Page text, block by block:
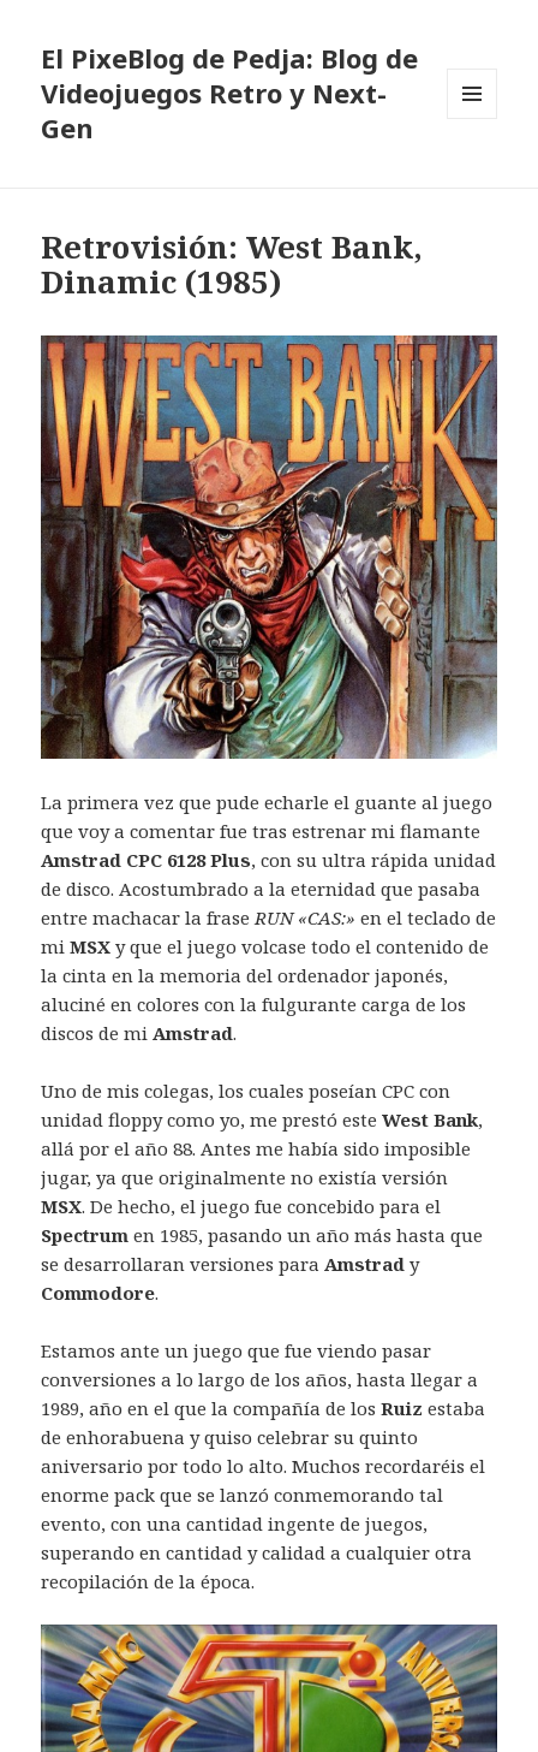
El PixeBlog de Pedja: Blog de
Videojuegos Retro y Next-
Gen
Retrovisión: West Bank,
Dinamic (1985)
La primera vez que pude echarle el guante al juego
que voy a comentar fue tras estrenar mi flamante
Amstrad CPC 6128 Plus, con su ultra rápida unidad
de disco. Acostumbrado a la eternidad que pasaba
entre machacar la frase RUN «CAS:»en el teclado de
miMSXy que el juego volcase todo el contenido de
la cinta en la memoria del ordenador japonés,
aluciné en colores con la fulgurante carga de los
discos de mi Amstrad.
Uno de mis colegas, los cuales poseían CPC con
unidad floppy como yo, me prestó esteWest Bank,
allá por el año 88. Antes me había sido imposible
jugar, ya que originalmente no existía versión
MSX. De hecho, el juego fue concebido para el
Spectrumen 1985, pasando un año más hasta que
se desarrollaran versiones para Amstrady
Commodore.
Estamos ante un juego que fue viendo pasar
conversiones a lo largo de los años, hasta llegar a
1989, año en el que la compañía de losRuizestaba
de enhorabuena y quiso celebrar su quinto
aniversario por todo lo alto. Muchos recordaréis el
enorme pack que se lanzó conmemorando tal
evento, con una cantidad ingente de juegos,
superando en cantidad y calidad a cualquier otra
recopilación de la época.